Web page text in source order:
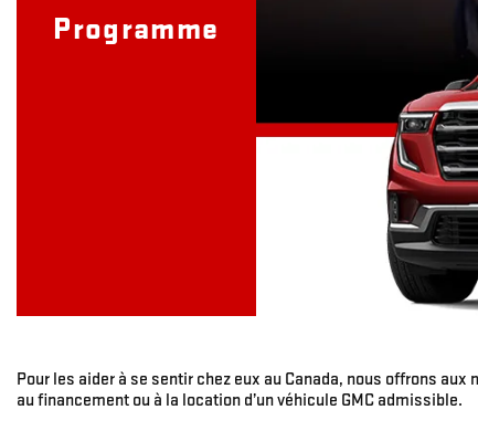
Programme
Pour les aider à se sentir chez eux au Canada, nous offrons
au financement ou à la location d’un véhicule GMC admissible.